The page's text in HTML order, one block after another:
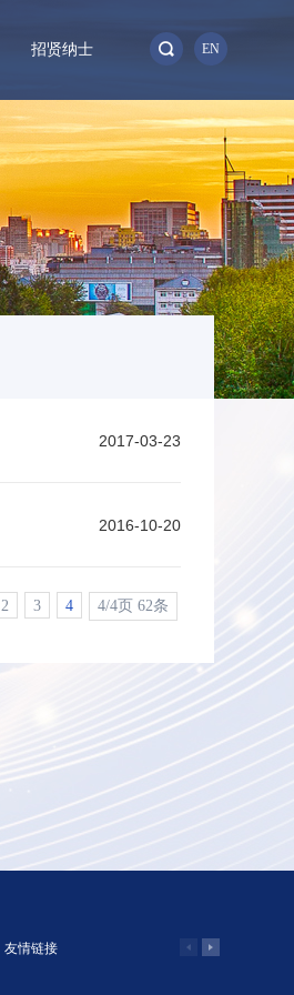
招贤纳士 EN
2017-03-23
2016-10-20
2 3 4 4/4页 62条
友情链接